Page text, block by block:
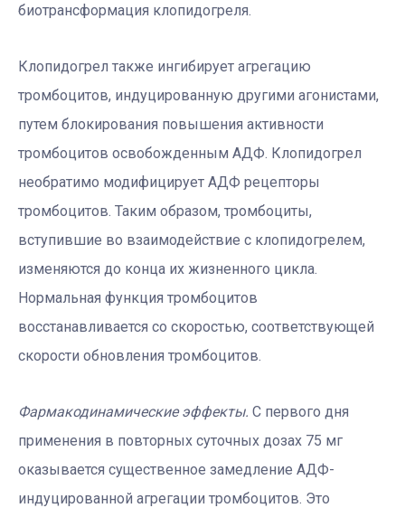
биотрансформация клопидогреля.
Клопидогрел также ингибирует агрегацию
тромбоцитов, индуцированную другими агонистами,
путем блокирования повышения активности
тромбоцитов освобожденным АДФ. Клопидогрел
необратимо модифицирует АДФ рецепторы
тромбоцитов. Таким образом, тромбоциты,
вступившие во взаимодействие с клопидогрелем,
изменяются до конца их жизненного цикла.
Нормальная функция тромбоцитов
восстанавливается со скоростью, соответствующей
скорости обновления тромбоцитов.
Фармакодинамические эффекты. С первого дня
применения в повторных суточных дозах 75 мг
оказывается существенное замедление АДФ-
индуцированной агрегации тромбоцитов. Это